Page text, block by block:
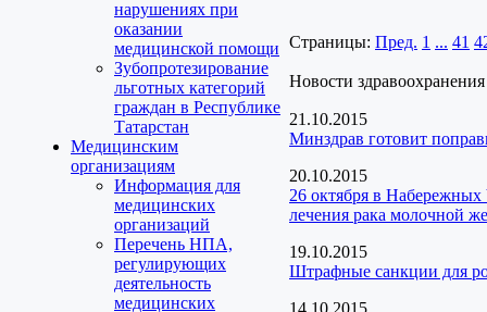
нарушениях при
оказании
медицинской помощи
Зубопротезирование
льготных категорий
граждан в Республике
Татарстан
Медицинским
организациям
Информация для
медицинских
организаций
Перечень НПА,
регулирующих
деятельность
медицинских
Страницы: Пред. 1 ... 41
Новости здравоохранения
21.10.2015
Минздрав готовит
20.10.2015
26 октября в
лечения рака молочной
19.10.2015
Штрафные санкции для
14.10.2015